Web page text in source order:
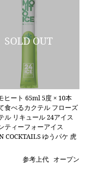
ヒート 65ml 5度 × 10本
食べるカクテル フローズ
ル リキュール 24アイス
ティーフォーアイス
COCKTAILS ゆうパケ 虎
参考上代 オープン